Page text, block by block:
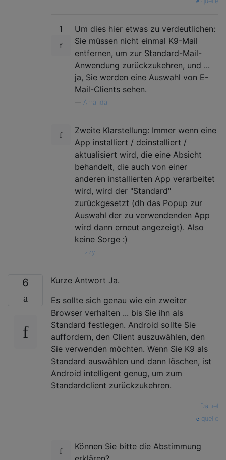
1
Um dies hier etwas zu verdeutlichen:
Sie müssen nicht einmal K9-Mail
entfernen, um zur Standard-Mail-
Anwendung zurückzukehren, und ...
ja, Sie werden eine Auswahl von E-
Mail-Clients sehen.
Amanda
Zweite Klarstellung: Immer wenn eine
App installiert / deinstalliert /
aktualisiert wird, die eine Absicht
behandelt, die auch von einer
anderen installierten App verarbeitet
wird, wird der "Standard"
zurückgesetzt (dh das Popup zur
Auswahl der zu verwendenden App
wird dann erneut angezeigt). Also
keine Sorge :)
Izzy
6
Kurze Antwort Ja.
Es sollte sich genau wie ein zweiter
Browser verhalten ... bis Sie ihn als
Standard festlegen. Android sollte Sie
auffordern, den Client auszuwählen, den
Sie verwenden möchten. Wenn Sie K9 als
Standard auswählen und dann löschen, ist
Android intelligent genug, um zum
Standardclient zurückzukehren.
Daniel
quelle
Können Sie bitte die Abstimmung